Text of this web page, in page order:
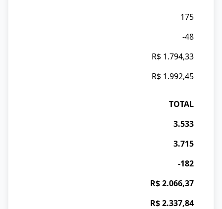
175
-48
R$ 1.794,33
R$ 1.992,45
TOTAL
3.533
3.715
-182
R$ 2.066,37
R$ 2.337,84